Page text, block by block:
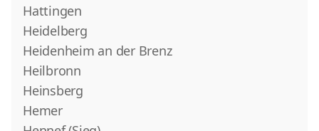
Hattingen
Heidelberg
Heidenheim an der Brenz
Heilbronn
Heinsberg
Hemer